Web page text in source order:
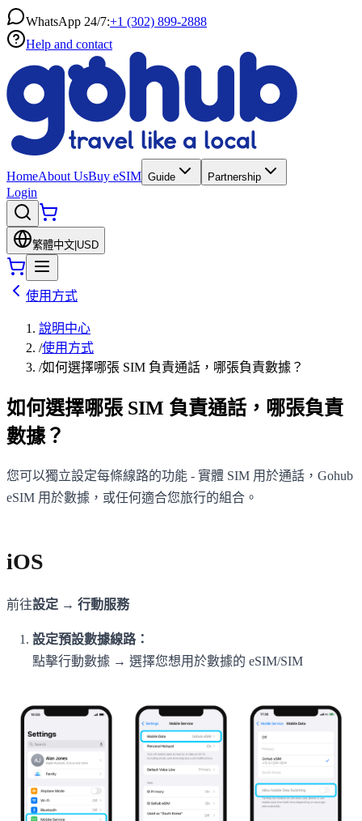
WhatsApp 24/7:+1 (302) 899-2888
Help and contact
HomeAbout UsBuy eSIM Guide Partnership
Login
繁體中文 USD
使用方式
說明中心
/使用方式
/如何選擇哪張 SIM 負責通話，哪張負責數據？
如何選擇哪張 SIM 負責通話，哪張負責
數據？
您可以獨立設定每條線路的功能 - 實體 SIM 用於通話，Gohub
eSIM 用於數據，或任何適合您旅行的組合。
iOS
前往設定 → 行動服務
設定預設數據線路：
點擊行動數據 → 選擇您想用於數據的 eSIM/SIM